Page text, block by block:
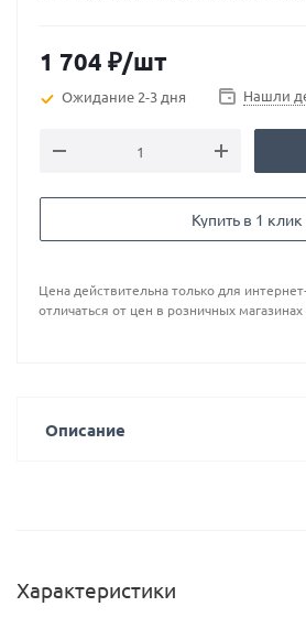
1 704 ₽/шт
Ожидание 2-3 дня Нашли
Купить в 1 клик
Цена действительна только для
отличаться от цен в розничных магазинах
Описание
Характеристики